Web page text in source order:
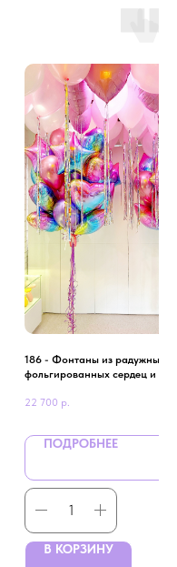
186 - Фонтаны из радужных
фольгированных сердец и
22 700 р.
ПОДРОБНЕЕ
В КОРЗИНУ